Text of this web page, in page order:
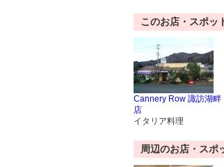
このお店・スポッ
Cannery Row 諏訪湖畔
店
イタリア料理
周辺のお店・スポ